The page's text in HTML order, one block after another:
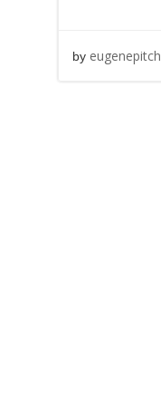
by eugenepitch